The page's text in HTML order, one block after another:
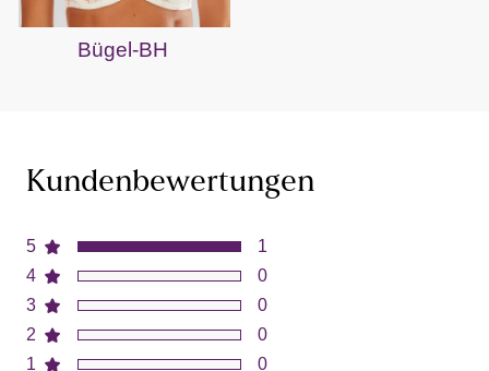
Bügel-BH
Kundenbewertungen
5
4
3
2
1
1
0
0
0
0